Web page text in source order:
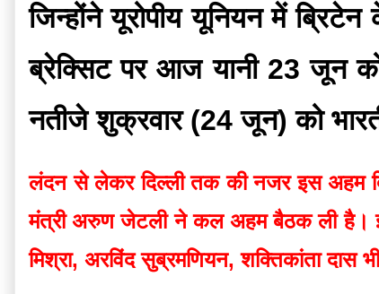
जिन्होंने यूरोपीय यूनियन में
ब्रेक्सिट पर आज यानी 23 जून
नतीजे शुक्रवार (24 जून) को
लंदन से लेकर दिल्ली तक की नजर इस अहम
मंत्री अरुण जेटली ने कल अहम बैठक ली है।
मिश्रा, अरविंद सुब्रमणियन, शक्तिकांता दास